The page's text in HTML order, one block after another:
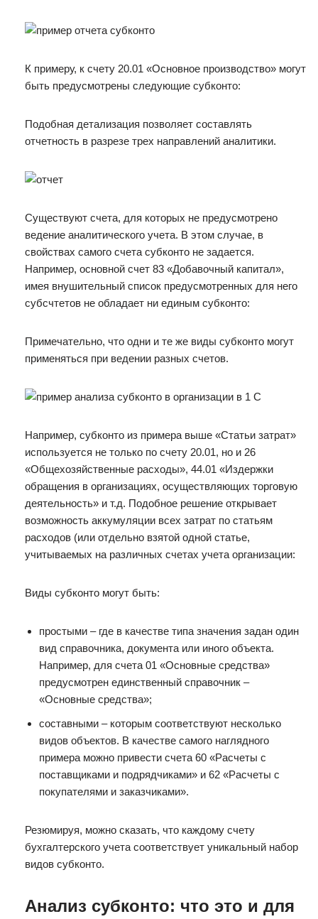
К примеру, к счету 20.01 «Основное производство» могут
быть предусмотрены следующие субконто:
Подобная детализация позволяет составлять
отчетность в разрезе трех направлений аналитики.
Существуют счета, для которых не предусмотрено
ведение аналитического учета. В этом случае, в
свойствах самого счета субконто не задается.
Например, основной счет 83 «Добавочный капитал»,
имея внушительный список предусмотренных для него
субсчтетов не обладает ни единым субконто:
Примечательно, что одни и те же виды субконто могут
применяться при ведении разных счетов.
Например, субконто из примера выше «Статьи затрат»
используется не только по счету 20.01, но и 26
«Общехозяйственные расходы», 44.01 «Издержки
обращения в организациях, осуществляющих торговую
деятельность» и т.д. Подобное решение открывает
возможность аккумуляции всех затрат по статьям
расходов (или отдельно взятой одной статье,
учитываемых на различных счетах учета организации:
Виды субконто могут быть:
простыми – где в качестве типа значения задан один
вид справочника, документа или иного объекта.
Например, для счета 01 «Основные средства»
предусмотрен единственный справочник –
«Основные средства»;
составными – которым соответствуют несколько
видов объектов. В качестве самого наглядного
примера можно привести счета 60 «Расчеты с
поставщиками и подрядчиками» и 62 «Расчеты с
покупателями и заказчиками».
Резюмируя, можно сказать, что каждому счету
бухгалтерского учета соответствует уникальный набор
видов субконто.
Анализ субконто: что это и для